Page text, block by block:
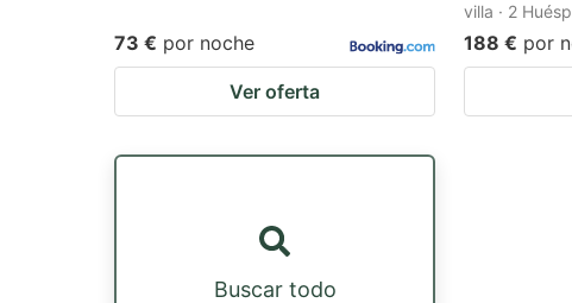
73 € por noche
Ver oferta
villa · 2
188 € por
Buscar todo